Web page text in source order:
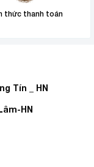
thức thanh toán
Tín _ HN
HN